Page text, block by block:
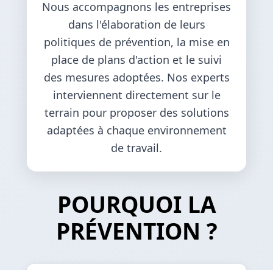
Nous accompagnons les entreprises
dans l'élaboration de leurs
politiques de prévention, la mise en
place de plans d'action et le suivi
des mesures adoptées. Nos experts
interviennent directement sur le
terrain pour proposer des solutions
adaptées à chaque environnement
de travail.
POURQUOI LA
PRÉVENTION ?